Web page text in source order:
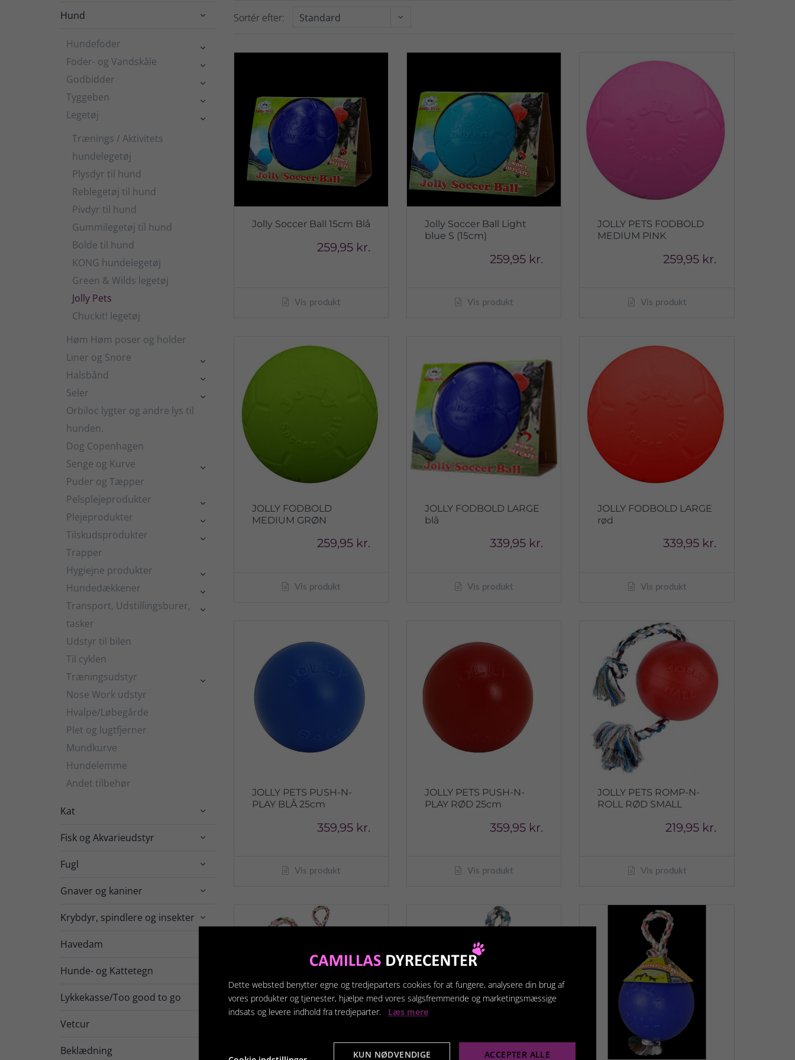
Hund 
Hundefoder 
Foder- og Vandskåle 
Godbidder 
Tyggeben 
Legetøj 
Trænings / Aktivitets
hundelegetøj
Plysdyr til hund
Reblegetøj til hund
Pivdyr til hund
Gummilegetøj til hund
Bolde til hund
KONG hundelegetøj
Green & Wilds legetøj
Jolly Pets
Chuckit! legetøj
Høm Høm poser og holder
Liner og Snore

Halsbånd 
Seler 
Orbiloc lygter og andre lys til
hunden.
Dog Copenhagen
Senge og Kurve

Puder og Tæpper
Pelsplejeprodukter

Plejeprodukter 
Tilskudsprodukter 
Trapper
Hygiejne produkter

Hundedækkener 
Transport, Udstillingsburer,
tasker

Udstyr til bilen
Til cyklen
Træningsudstyr

Nose Work udstyr
Hvalpe/Løbegårde
Plet og lugtfjerner
Mundkurve
Hundelemme
Andet tilbehør
Kat 
Fisk og Akvarieudstyr 
Fugl 
Gnaver og kaniner 
Krybdyr, spindlere og insekter 
Havedam
Hunde- og Kattetegn
Lykkekasse/Too good to go
Vetcur
Beklædning
Sortér efter:
Jolly Soccer Ball 15cm Blå
259,95 kr.
Vis produkt
Jolly Soccer Ball Light
blue S (15cm)
259,95 kr.
Vis produkt
JOLLY PETS FODBOLD
MEDIUM PINK
259,95 kr.
Vis produkt
JOLLY FODBOLD
MEDIUM GRØN
259,95 kr.
Vis produkt
JOLLY FODBOLD LARGE
blå
339,95 kr.
Vis produkt
JOLLY FODBOLD LARGE
rød
339,95 kr.
Vis produkt
JOLLY PETS PUSH-N-
PLAY BLÅ 25cm
359,95 kr.
Vis produkt
JOLLY PETS PUSH-N-
PLAY RØD 25cm
359,95 kr.
Vis produkt
JOLLY PETS ROMP-N-
ROLL RØD SMALL
219,95 kr.
Vis produkt
Dette websted benytter egne og tredjeparters cookies for at fungere, analysere din brug af
vores produkter og tjenester, hjælpe med vores salgsfremmende og marketingsmæssige
indsats og levere indhold fra tredjeparter. Læs mere
KUN NØDVENDIGE
ACCEPTER ALLE